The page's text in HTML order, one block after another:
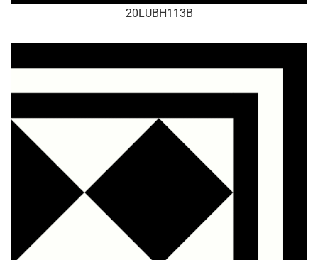
20LUBH113B